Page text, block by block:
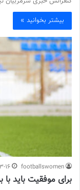
بیشتر بخوانید »
footballswomen
16
برای موفقیت باید با